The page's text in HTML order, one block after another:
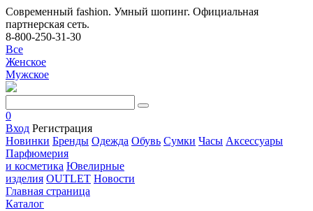
Современный fashion. Умный шопинг. Официальная
партнерская сеть.
8-800-250-31-30
Все
Женское
Мужское
0
Вход Регистрация
Новинки Бренды Одежда Обувь Сумки Часы Аксессуары
Парфюмерия
и косметика Ювелирные
изделия OUTLET Новости
Главная страница
Каталог